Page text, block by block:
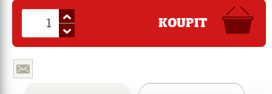
KOUPIT